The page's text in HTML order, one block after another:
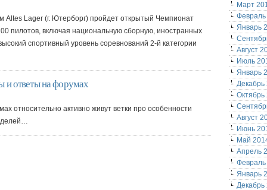
Altes Lager (г. Ютерборг) пройдет открытый Чемпионат
пилотов, включая национальную сборную, иностранных
спортивный уровень соревнований 2-й категории
и ответы на форумах
относительно активно живут ветки про особенности
Март
Январь
Август
Июль
Январь
Декабрь
Октябрь
Август
Июнь
Май
Апрель
Январь
Декабрь